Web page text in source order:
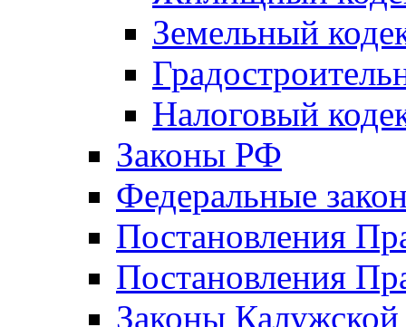
Земельный
Налоговый
Законы РФ
Федеральные
Постановления
Постановления
Законы Калужской